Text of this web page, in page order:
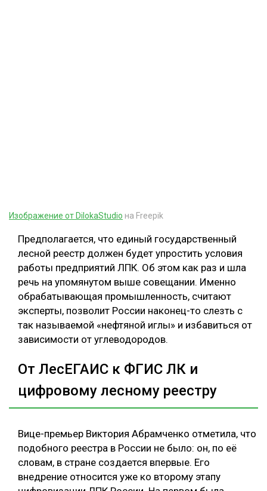
Изображение от DilokaStudio на Freepik
Предполагается, что единый государственный
лесной реестр должен будет упростить условия
работы предприятий ЛПК. Об этом как раз и шла
речь на упомянутом выше совещании. Именно
обрабатывающая промышленность, считают
эксперты, позволит России наконец-то слезть с
так называемой «нефтяной иглы» и избавиться от
зависимости от углеводородов.
От ЛесЕГАИС к ФГИС ЛК и
цифровому лесному реестру
Вице-премьер Виктория Абрамченко отметила, что
подобного реестра в России не было: он, по её
словам, в стране создается впервые. Его
внедрение относится уже ко второму этапу